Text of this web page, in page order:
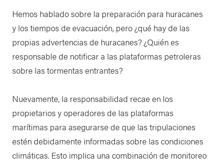
Hemos hablado sobre la preparación para huracanes
y los tiempos de evacuación, pero ¿qué hay de las
propias advertencias de huracanes? ¿Quién es
responsable de notificar a las plataformas petroleras
sobre las tormentas entrantes?
Nuevamente, la responsabilidad recae en los
propietarios y operadores de las plataformas
marítimas para asegurarse de que las tripulaciones
estén debidamente informadas sobre las condiciones
climáticas. Esto implica una combinación de monitoreo